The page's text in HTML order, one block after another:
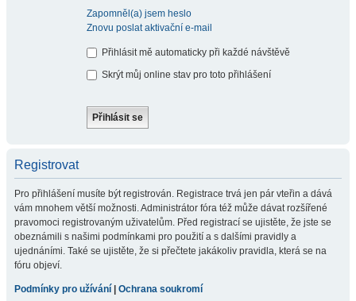
Zapomněl(a) jsem heslo
Znovu poslat aktivační e-mail
Přihlásit mě automaticky při každé návštěvě
Skrýt můj online stav pro toto přihlášení
Registrovat
Pro přihlášení musíte být registrován. Registrace trvá jen pár vteřin a dává
vám mnohem větší možnosti. Administrátor fóra též může dávat rozšířené
pravomoci registrovaným uživatelům. Před registrací se ujistěte, že jste se
obeznámili s našimi podmínkami pro použití a s dalšími pravidly a
ujednáními. Také se ujistěte, že si přečtete jakákoliv pravidla, která se na
fóru objeví.
Podmínky pro užívání Ochrana soukromí